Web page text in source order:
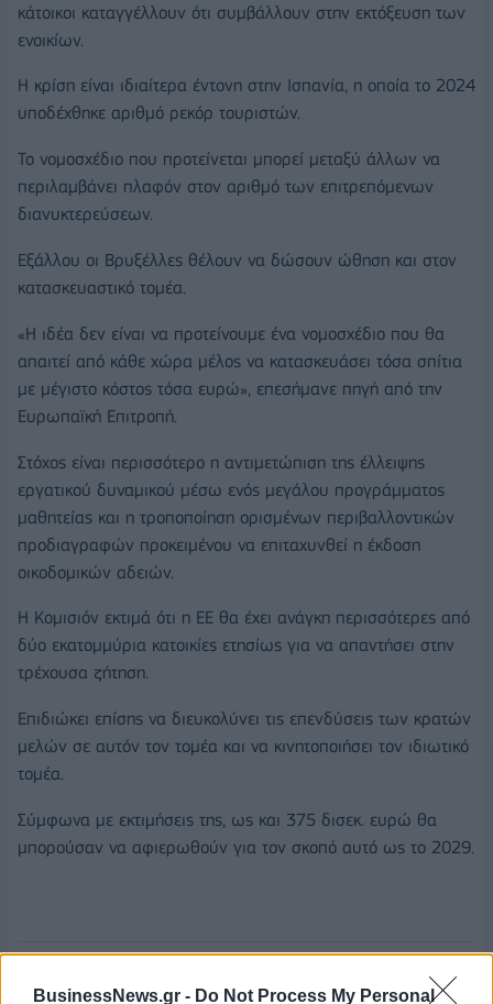
BusinessNews.gr - Do Not Process My Personal
κάτοικοι καταγγέλλουν ότι συμβάλλουν στην εκτόξευση των
ενοικίων.
Η κρίση είναι ιδιαίτερα έντονη στην Ισπανία, η οποία το 2024
υποδέχθηκε αριθμό ρεκόρ τουριστών.
Το νομοσχέδιο που προτείνεται μπορεί μεταξύ άλλων να
περιλαμβάνει πλαφόν στον αριθμό των επιτρεπόμενων
διανυκτερεύσεων.
Εξάλλου οι Βρυξέλλες θέλουν να δώσουν ώθηση και στον
κατασκευαστικό τομέα.
«Η ιδέα δεν είναι να προτείνουμε ένα νομοσχέδιο που θα
απαιτεί από κάθε χώρα μέλος να κατασκευάσει τόσα σπίτια
με μέγιστο κόστος τόσα ευρώ», επεσήμανε πηγή από την
Ευρωπαϊκή Επιτροπή.
Στόχος είναι περισσότερο η αντιμετώπιση της έλλειψης
εργατικού δυναμικού μέσω ενός μεγάλου προγράμματος
μαθητείας και η τροποποίηση ορισμένων περιβαλλοντικών
προδιαγραφών προκειμένου να επιταχυνθεί η έκδοση
οικοδομικών αδειών.
Η Κομισιόν εκτιμά ότι η ΕΕ θα έχει ανάγκη περισσότερες από
δύο εκατομμύρια κατοικίες ετησίως για να απαντήσει στην
τρέχουσα ζήτηση.
Επιδιώκει επίσης να διευκολύνει τις επενδύσεις των κρατών
μελών σε αυτόν τον τομέα και να κινητοποιήσει τον ιδιωτικό
τομέα.
Σύμφωνα με εκτιμήσεις της, ως και 375 δισεκ. ευρώ θα
μπορούσαν να αφιερωθούν για τον σκοπό αυτό ως το 2029.
ΕΥΡΩΠΑΪΚΗ ΕΠΙΤΡΟΠΗ